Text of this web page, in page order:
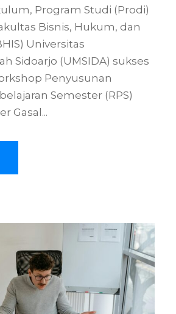
Program Studi (Prodi)
Bisnis, Hukum, dan
Universitas
Sidoarjo (UMSIDA) sukses
Penyusunan
Semester (RPS)
Gasal...